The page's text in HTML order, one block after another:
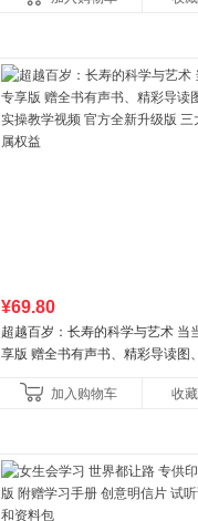
¥69.80
超越百岁：长寿的科学与艺术 当
享版 赠全书有声书、精彩导读图
权益
加入购物车 收藏